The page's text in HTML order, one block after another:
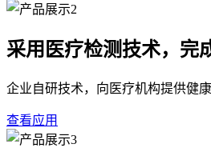
采用医疗检测技术，完
企业自研技术，向医疗机构提供健
查看应用